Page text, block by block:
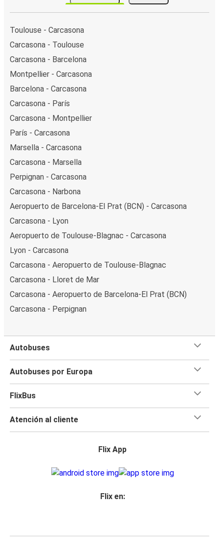
Toulouse - Carcasona
Carcasona - Toulouse
Carcasona - Barcelona
Montpellier - Carcasona
Barcelona - Carcasona
Carcasona - París
Carcasona - Montpellier
París - Carcasona
Marsella - Carcasona
Carcasona - Marsella
Perpignan - Carcasona
Carcasona - Narbona
Aeropuerto de Barcelona-El Prat (BCN) - Carcasona
Carcasona - Lyon
Aeropuerto de Toulouse-Blagnac - Carcasona
Lyon - Carcasona
Carcasona - Aeropuerto de Toulouse-Blagnac
Carcasona - Lloret de Mar
Carcasona - Aeropuerto de Barcelona-El Prat (BCN)
Carcasona - Perpignan
Autobuses
Autobuses por Europa
FlixBus
Atención al cliente
Flix App
Flix en: